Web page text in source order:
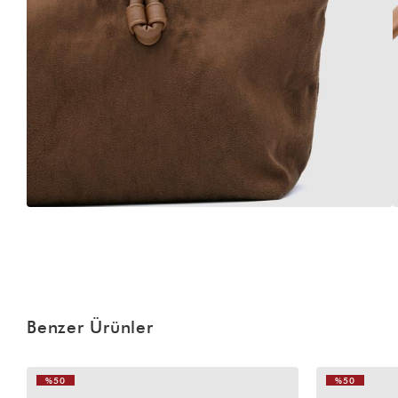
Benzer Ürünler
%50
%50